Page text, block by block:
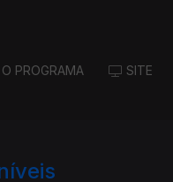
PROGRAMA SITE